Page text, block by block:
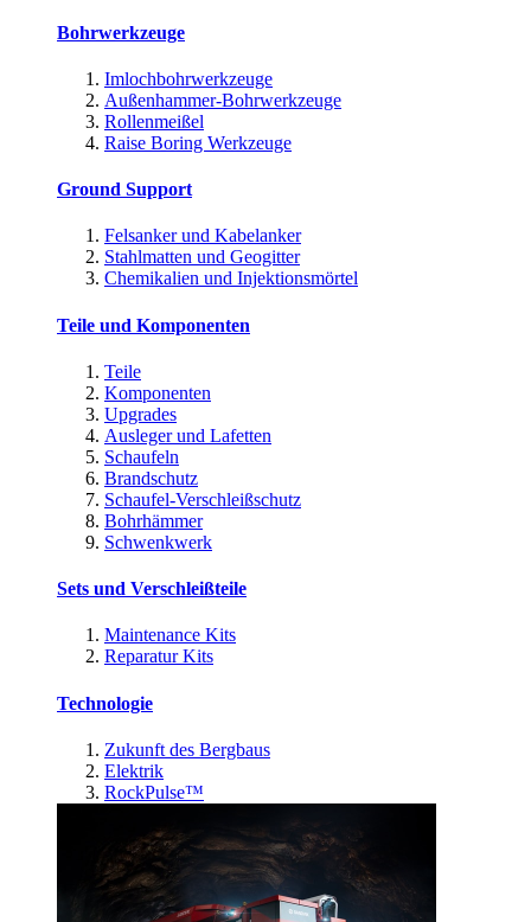
Bohrwerkzeuge
Imlochbohrwerkzeuge
Außenhammer-Bohrwerkzeuge
Rollenmeißel
Raise Boring Werkzeuge
Ground Support
Felsanker und Kabelanker
Stahlmatten und Geogitter
Chemikalien und Injektionsmörtel
Teile und Komponenten
Teile
Komponenten
Upgrades
Ausleger und Lafetten
Schaufeln
Brandschutz
Schaufel-Verschleißschutz
Bohrhämmer
Schwenkwerk
Sets und Verschleißteile
Maintenance Kits
Reparatur Kits
Technologie
Zukunft des Bergbaus
Elektrik
RockPulse™